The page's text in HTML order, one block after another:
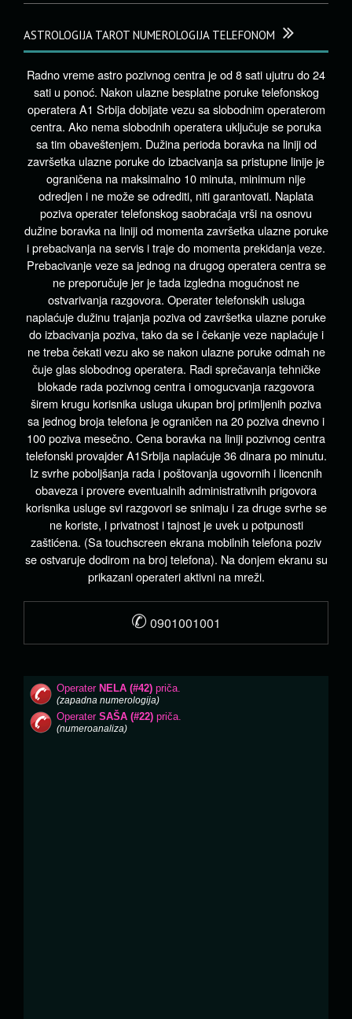
ASTROLOGIJA TAROT NUMEROLOGIJA TELEFONOM
Radno vreme astro pozivnog centra je od 8 sati ujutru do 24
sati u ponoć. Nakon ulazne besplatne poruke telefonskog
operatera A1 Srbija dobijate vezu sa slobodnim operaterom
centra. Ako nema slobodnih operatera uključuje se poruka
sa tim obaveštenjem. Dužina perioda boravka na liniji od
završetka ulazne poruke do izbacivanja sa pristupne linije je
ograničena na maksimalno 10 minuta, minimum nije
odredjen i ne može se odrediti, niti garantovati. Naplata
poziva operater telefonskog saobraćaja vrši na osnovu
dužine boravka na liniji od momenta završetka ulazne poruke
i prebacivanja na servis i traje do momenta prekidanja veze.
Prebacivanje veze sa jednog na drugog operatera centra se
ne preporučuje jer je tada izgledna mogućnost ne
ostvarivanja razgovora. Operater telefonskih usluga
naplaćuje dužinu trajanja poziva od završetka ulazne poruke
do izbacivanja poziva, tako da se i čekanje veze naplaćuje i
ne treba čekati vezu ako se nakon ulazne poruke odmah ne
čuje glas slobodnog operatera. Radi sprečavanja tehničke
blokade rada pozivnog centra i omogucvanja razgovora
širem krugu korisnika usluga ukupan broj primljenih poziva
sa jednog broja telefona je ograničen na 20 poziva dnevno i
100 poziva mesečno. Cena boravka na liniji pozivnog centra
telefonski provajder A1Srbija naplaćuje 36 dinara po minutu.
Iz svrhe poboljšanja rada i poštovanja ugovornih i licencnih
obaveza i provere eventualnih administrativnih prigovora
korisnika usluge svi razgovori se snimaju i za druge svrhe se
ne koriste, i privatnost i tajnost je uvek u potpunosti
zaštićena. (Sa touchscreen ekrana mobilnih telefona poziv
se ostvaruje dodirom na broj telefona). Na donjem ekranu su
prikazani operateri aktivni na mreži.
✆ 0901001001